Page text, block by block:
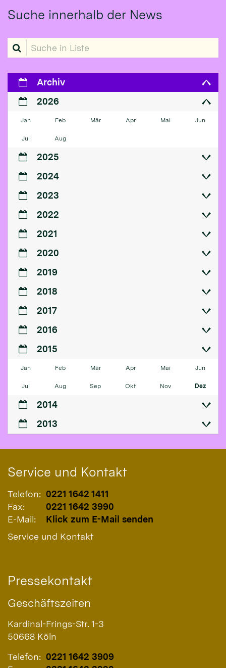
Suche innerhalb der News
Suche in Liste
Archiv
2026
Jan Feb Mär Apr Mai Jun
Jul Aug
2025
2024
2023
2022
2021
2020
2019
2018
2017
2016
2015
Jan Feb Mär Apr Mai Jun
Jul Aug Sep Okt Nov Dez
2014
2013
Service und Kontakt
Telefon: 0221 1642 1411
Fax:
0221 1642 3990
E-Mail:
Klick zum E-Mail senden
Service und Kontakt
Pressekontakt
Geschäftszeiten
Kardinal-Frings-Str. 1-3
50668 Köln
Telefon: 0221 1642 3909